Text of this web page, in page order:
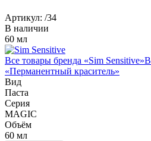
Артикул: /34
В наличии
60 мл
Все товары бренда «Sim Sensitive»
«Перманентный краситель»
Вид
Паста
Серия
MAGIC
Объём
60 мл